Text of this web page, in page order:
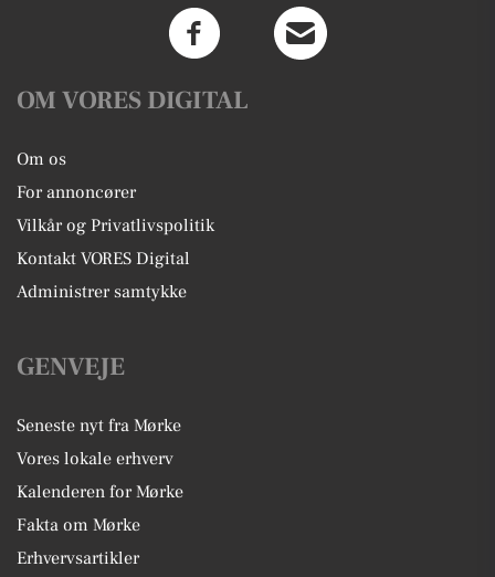
OM VORES DIGITAL
Om os
For annoncører
Vilkår og Privatlivspolitik
Kontakt VORES Digital
Administrer samtykke
GENVEJE
Seneste nyt fra Mørke
Vores lokale erhverv
Kalenderen for Mørke
Fakta om Mørke
Erhvervsartikler